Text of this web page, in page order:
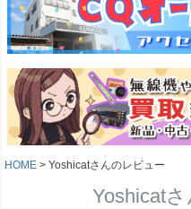
HOME Yoshicatさんのレビュー
Yoshicat